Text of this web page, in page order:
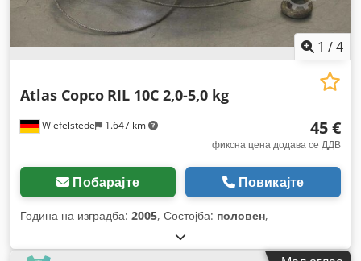
1 /4
Wiefelstede 1.647 km
Atlas Copco RIL 10C 2,0-5,0 kg
45 €
фиксна цена додава се ДДВ
Побарајте Повикајте
Година на изградба: 2005, Состојба: половен,